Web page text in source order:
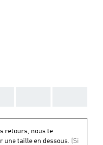
retours, nous te
une taille en dessous. (Si